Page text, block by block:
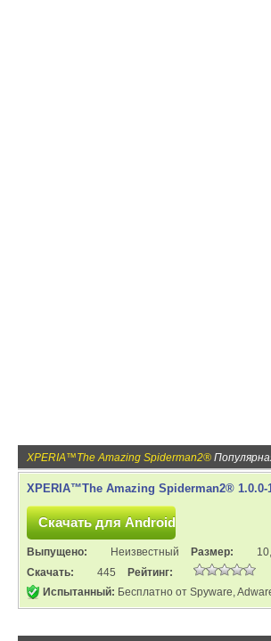
XPERIA™The Amazing Spiderman2®
XPERIA™The Amazing Spiderman2® 1.0.0-
Выпущено: Неизвестный Размер:
Скачать:
445
Рейтинг:
Испытанный: Бесплатно от Spyware,